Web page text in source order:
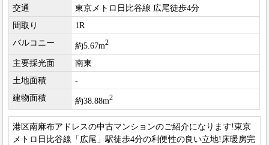
交通
東京メトロ日比谷線 広尾徒歩4分
間取り
1R
バルコニー
約5.67m2
主要採光面
南東
土地面積
-
建物面積
約38.88m2
港区南麻布アドレスの中古マンションのご紹介になります!東京
メトロ日比谷線「広尾」駅徒歩4分の利便性の良い立地!床暖房完